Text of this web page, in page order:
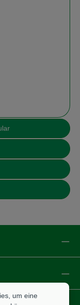
um eine